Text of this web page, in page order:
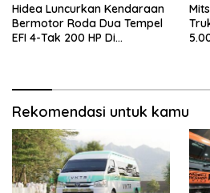
Hidea Luncurkan Kendaraan
Bermotor Roda Dua Tempel
EFI 4-Tak 200 HP Di
Rekomendasi untuk kamu